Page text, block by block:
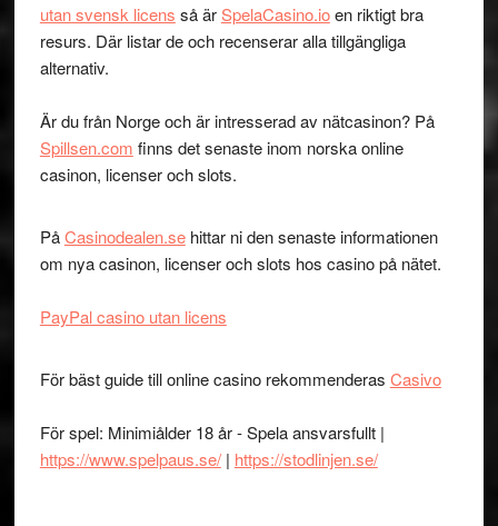
utan svensk licens så ärSpelaCasino.ioen riktigt bra
resurs. Där listar de och recenserar alla tillgängliga
alternativ.
Är du från Norge och är intresserad av nätcasinon? På
Spillsen.com finns det senaste inom norska online
casinon, licenser och slots.
PåCasinodealen.sehittar ni den senaste informationen
om nya casinon, licenser och slots hos casino på nätet.
PayPal casino utan licens
För bäst guide till online casino rekommenderas Casivo
För spel: Minimiålder 18 år - Spela ansvarsfullt |
https://www.spelpaus.se/| https://stodlinjen.se/